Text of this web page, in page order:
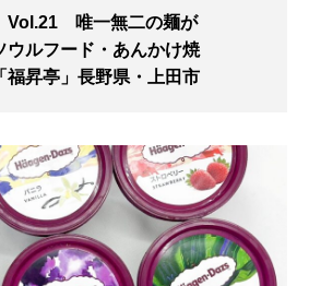
Vol.21 唯一無二の麺が
ウルフード・あんかけ焼
福昇亭」長野県・上田市